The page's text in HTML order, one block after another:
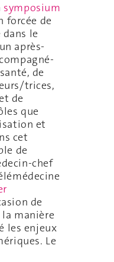
symposium
forcée de
le
après-
de
trices,
de
que
et
cet
de
chef
de
manière
les enjeux
Le